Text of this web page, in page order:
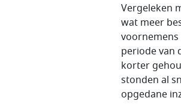
Vergeleken
wat meer
voornemens
periode van
korter
stonden al
opgedane